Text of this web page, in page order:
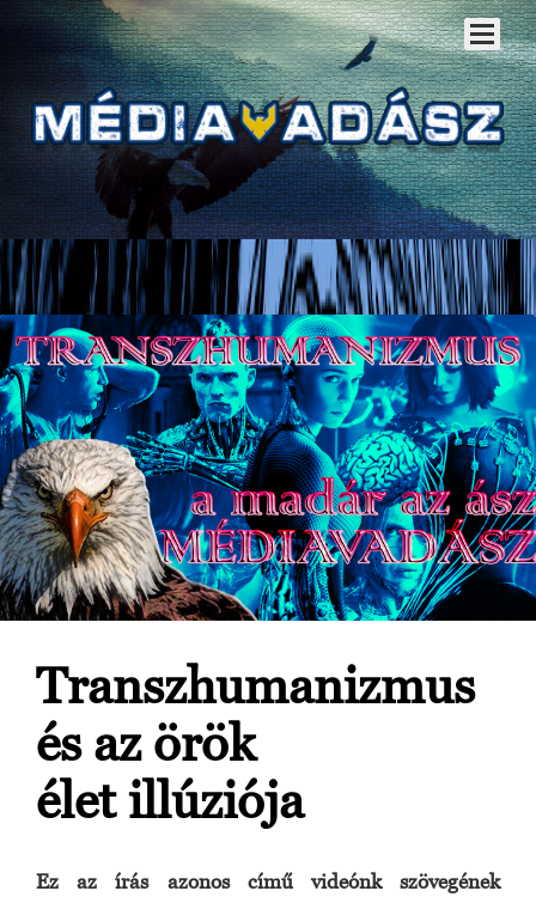
Transzhumanizmus
és az örök
élet illúziója
Ez az írás azonos című videónk szövegének